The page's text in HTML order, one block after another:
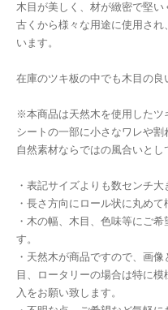
木目が美しく、材が緻密で堅い
古くから様々な用途に使用さ
います。
在庫のツキ板の中でも木目の良
※本商品は天然木を使用したツ
シートの一部に小さなワレや割
自然素材ならではの風合いとし
・表記サイズよりも数センチ
・長さ方向にロール状に丸めて
・木の幅、木目、色味等にご
す。
・天然木が商品ですので、画
目、ロータリーの場合は特に
入をお願い致します。